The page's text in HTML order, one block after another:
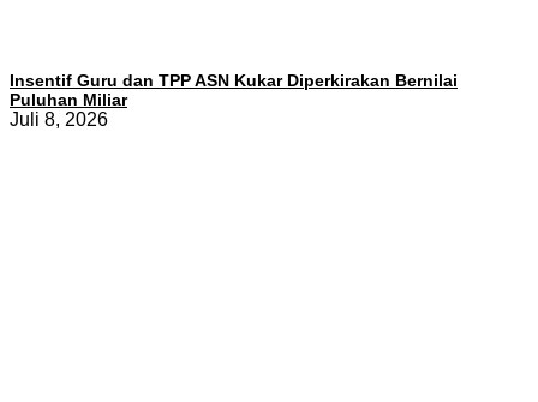
Insentif Guru dan TPP ASN Kukar Diperkirakan Bernilai
Puluhan Miliar
Juli 8, 2026